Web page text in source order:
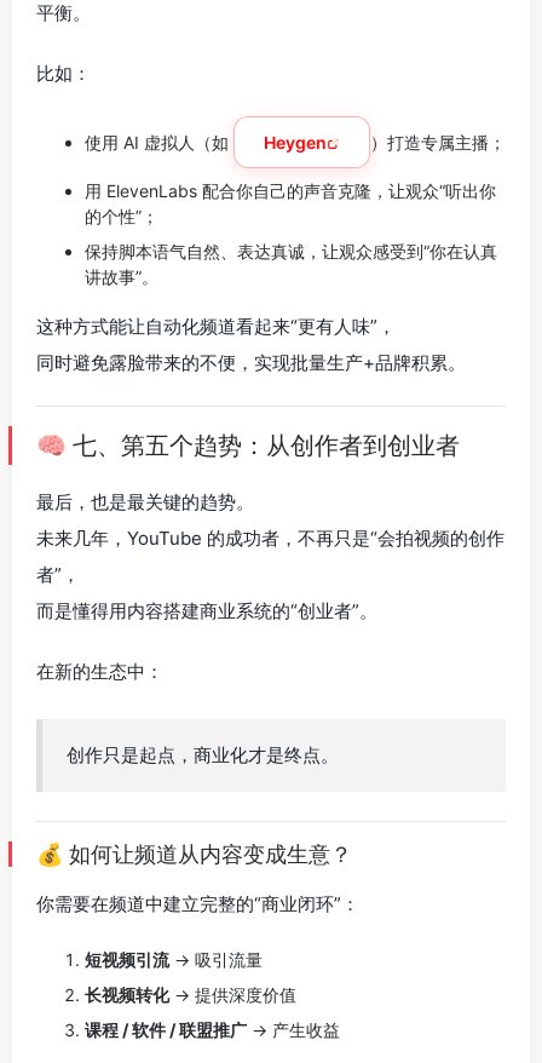
平衡。
比如：
使用 AI 虚拟人（如 Heygen ）打造专属主播；
用 ElevenLabs 配合你自己的声音克隆，让观众“听出你
的个性”；
保持脚本语气自然、表达真诚，让观众感受到“你在认真
讲故事”。
这种方式能让自动化频道看起来“更有人味”，
同时避免露脸带来的不便，实现批量生产+品牌积累。
🧠 七、第五个趋势：从创作者到创业者
最后，也是最关键的趋势。
未来几年，YouTube 的成功者，不再只是“会拍视频的创作
者”，
而是懂得用内容搭建商业系统的“创业者”。
在新的生态中：
创作只是起点，商业化才是终点。
💰 如何让频道从内容变成生意？
你需要在频道中建立完整的“商业闭环”：
短视频引流→ 吸引流量
长视频转化→ 提供深度价值
课程 / 软件 / 联盟推广 → 产生收益